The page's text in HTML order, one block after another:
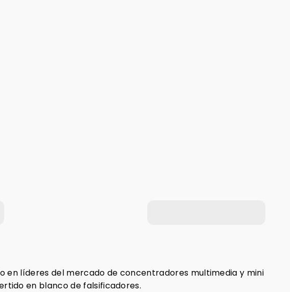
en líderes del mercado de concentradores multimedia y mini
en blanco de falsificadores.